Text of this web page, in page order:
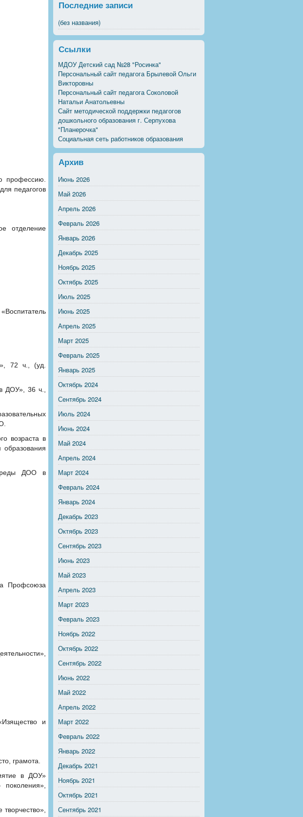
профессию.
педагогов
отделение
72 ч., (уд.
ДОУ», 36 ч.,
возраста в
среды ДОО в
Профсоюза
и
грамота.
в ДОУ»
Последние записи
(без названия)
Ссылки
МДОУ Детский сад №28 "Росинка"
Персональный сайт педагога Брылевой Ольги
Викторовны
Персональный сайт педагога Соколовой
Натальи Анатольевны
Сайт методической поддержки педагогов
дошкольного образования г. Серпухова
"Планерочка"
Социальная сеть работников образования
Архив
Июнь 2026
Май 2026
Апрель 2026
Февраль 2026
Январь 2026
Декабрь 2025
Ноябрь 2025
Октябрь 2025
Июль 2025
Июнь 2025
Апрель 2025
Март 2025
Февраль 2025
Январь 2025
Октябрь 2024
Сентябрь 2024
Июль 2024
Июнь 2024
Май 2024
Апрель 2024
Март 2024
Февраль 2024
Январь 2024
Декабрь 2023
Октябрь 2023
Сентябрь 2023
Июнь 2023
Май 2023
Апрель 2023
Март 2023
Февраль 2023
Ноябрь 2022
Октябрь 2022
Сентябрь 2022
Июнь 2022
Май 2022
Апрель 2022
Март 2022
Февраль 2022
Январь 2022
Декабрь 2021
Ноябрь 2021
Октябрь 2021
Сентябрь 2021